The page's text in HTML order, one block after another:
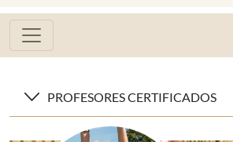
PROFESORES CERTIFICADOS